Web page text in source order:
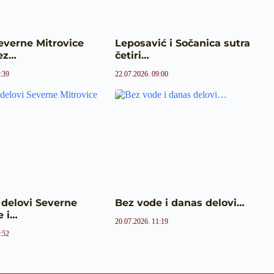
Mitrovice
Leposavić i Sočanica sutra
četiri…
22.07.2026. 09:00
Severne
i…
Bez vode i danas delovi…
20.07.2026. 11:19